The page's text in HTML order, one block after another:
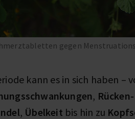
gegen
kann es in sich haben –
,
, Übelkeit bis hin zu